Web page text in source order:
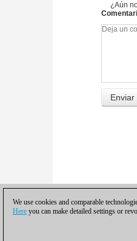
¿Aún
We use cookies and comparable
Here you can make detailed settings or